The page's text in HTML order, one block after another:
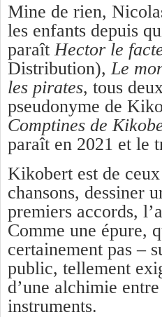
Mine de rien,
les enfants depuis
paraît Hector le
Distribution), Le
les pirates, tous
pseudonyme de
Comptines de
paraît en 2021 et le
Kikobert est de
chansons, dessiner
premiers accords,
Comme une épure,
certainement pas –
public, tellement
d’une alchimie
instruments.